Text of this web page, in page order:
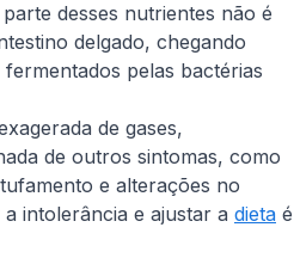
desses nutrientes não é
delgado, chegando
pelas bactérias
de gases,
de outros sintomas, como
e alterações no
intolerância e ajustar a dieta é